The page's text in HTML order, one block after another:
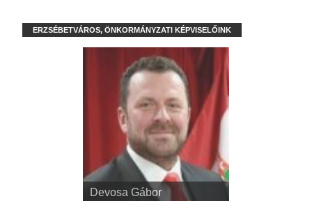
ERZSÉBETVÁROS, ÖNKORMÁNYZATI KÉPVISELŐINK
dr. Kispál Tibor
Devosa Gábor